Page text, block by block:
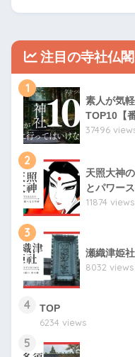
注目の寺社仏閣
1
素人が気
TOP10【
37496
2
天照大神
とパワー
11874 views
3
瀬織津姫
8032 views
4
TOP
6234 views
5